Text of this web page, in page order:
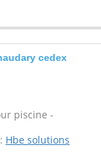
cedex
piscine -
Hbe solutions